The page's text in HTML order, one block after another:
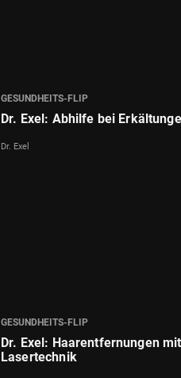
GESUNDHEITS-FLIP
Dr. Exel: Abhilfe bei
Dr. Exel
GESUNDHEITS-FLIP
Dr. Exel: Haarentfernungen mit
Lasertechnik